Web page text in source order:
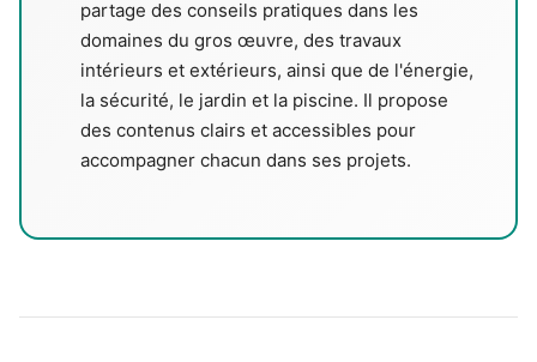
partage des conseils pratiques dans les
domaines du gros œuvre, des travaux
intérieurs et extérieurs, ainsi que de l'énergie,
la sécurité, le jardin et la piscine. Il propose
des contenus clairs et accessibles pour
accompagner chacun dans ses projets.